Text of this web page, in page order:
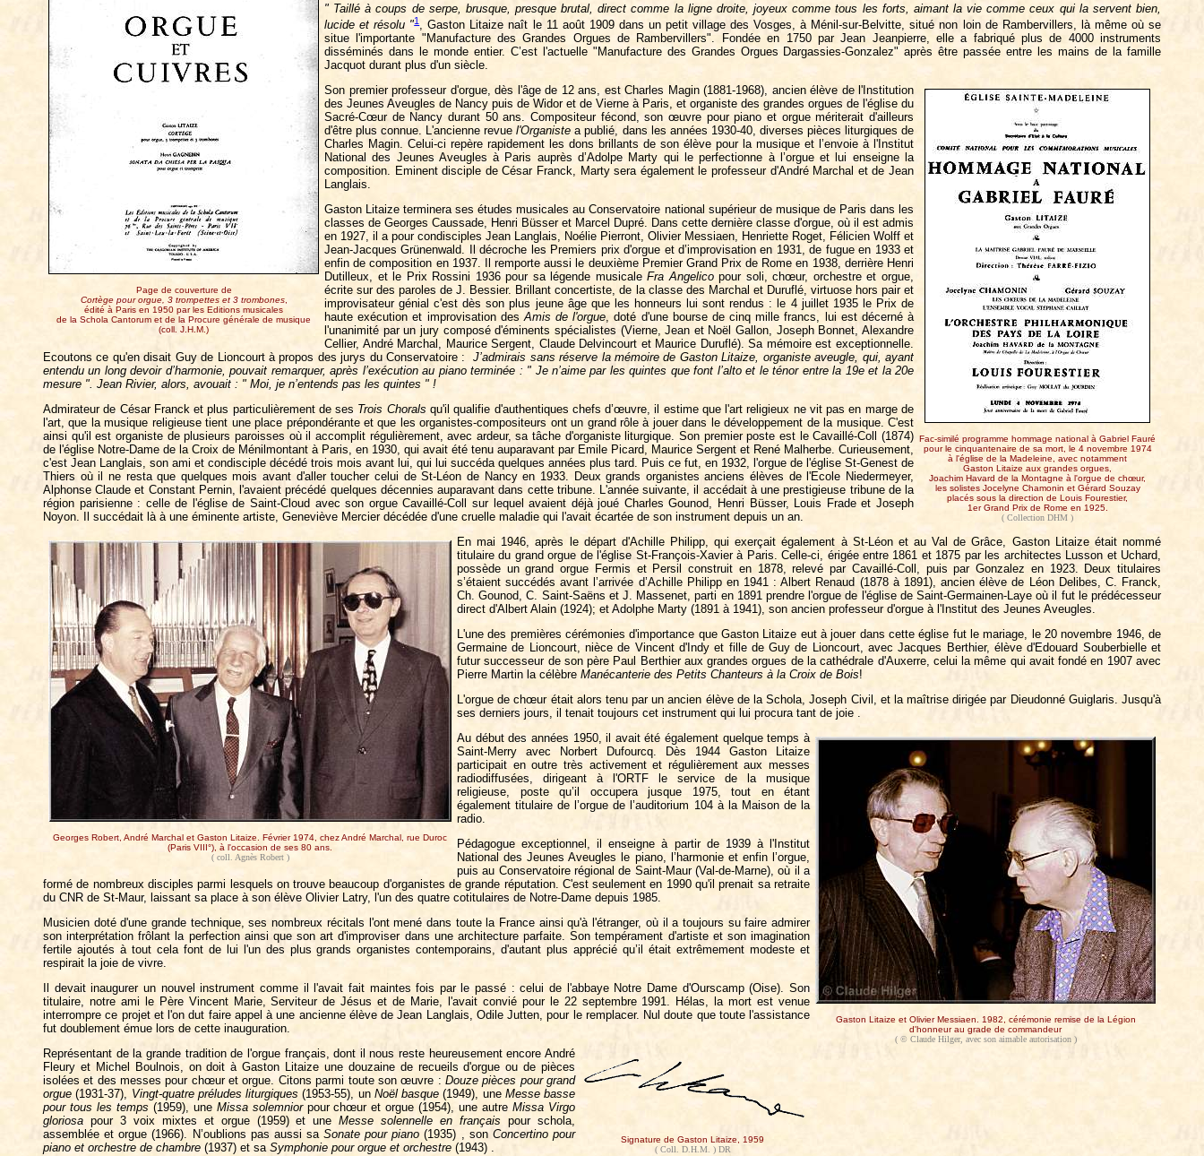
Page de couverture de
Cortège pour orgue, 3 trompettes et 3 trombones,
édité à Paris en 1950 par les Editions musicales
de la Schola Cantorum et de la Procure générale de musique
(coll. J.H.M.)
" Taillé à coups de serpe, brusque, presque brutal, direct comme la ligne droite, joyeux comme tous les forts, aimant la vie comme ceux qui la servent bien,
lucide et résolu "1, Gaston Litaize naît le 11 août 1909 dans un petit village des Vosges, à Ménil-sur-Belvitte, situé non loin de Rambervillers, là même où se
situe l'importante "Manufacture des Grandes Orgues de Rambervillers". Fondée en 1750 par Jean Jeanpierre, elle a fabriqué plus de 4000 instruments
disséminés dans le monde entier. C’est l'actuelle "Manufacture des Grandes Orgues Dargassies-Gonzalez" après être passée entre les mains de la famille
Jacquot durant plus d'un siècle.
Fac-similé programme hommage national à Gabriel Fauré
pour le cinquantenaire de sa mort, le 4 novembre 1974
à l'église de la Madeleine, avec notamment
Gaston Litaize aux grandes orgues,
Joachim Havard de la Montagne à l'orgue de chœur,
les solistes Jocelyne Chamonin et Gérard Souzay
placés sous la direction de Louis Fourestier,
1er Grand Prix de Rome en 1925.
( Collection DHM )
Son premier professeur d'orgue, dès l'âge de 12 ans, est Charles Magin (1881-1968), ancien élève de l'Institution
des Jeunes Aveugles de Nancy puis de Widor et de Vierne à Paris, et organiste des grandes orgues de l'église du
Sacré-Cœur de Nancy durant 50 ans. Compositeur fécond, son œuvre pour piano et orgue mériterait d'ailleurs
d'être plus connue. L'ancienne revue l'Organiste a publié, dans les années 1930-40, diverses pièces liturgiques de
Charles Magin. Celui-ci repère rapidement les dons brillants de son élève pour la musique et l’envoie à l'Institut
National des Jeunes Aveugles à Paris auprès d’Adolpe Marty qui le perfectionne à l’orgue et lui enseigne la
composition. Eminent disciple de César Franck, Marty sera également le professeur d'André Marchal et de Jean
Langlais.
Gaston Litaize terminera ses études musicales au Conservatoire national supérieur de musique de Paris dans les
classes de Georges Caussade, Henri Büsser et Marcel Dupré. Dans cette dernière classe d'orgue, où il est admis
en 1927, il a pour condisciples Jean Langlais, Noélie Pierront, Olivier Messiaen, Henriette Roget, Félicien Wolff et
Jean-Jacques Grünenwald. Il décroche les Premiers prix d'orgue et d’improvisation en 1931, de fugue en 1933 et
enfin de composition en 1937. Il remporte aussi le deuxième Premier Grand Prix de Rome en 1938, derrière Henri
Dutilleux, et le Prix Rossini 1936 pour sa légende musicaleFra Angelicopour soli, chœur, orchestre et orgue,
écrite sur des paroles de J. Bessier. Brillant concertiste, de la classe des Marchal et Duruflé, virtuose hors pair et
improvisateur génial c'est dès son plus jeune âge que les honneurs lui sont rendus : le 4 juillet 1935 le Prix de
haute exécution et improvisation desAmis de l'orgue, doté d'une bourse de cinq mille francs, lui est décerné à
l'unanimité par un jury composé d'éminents spécialistes (Vierne, Jean et Noël Gallon, Joseph Bonnet, Alexandre
Cellier, André Marchal, Maurice Sergent, Claude Delvincourt et Maurice Duruflé). Sa mémoire est exceptionnelle.
Ecoutons ce qu'en disait Guy de Lioncourt à propos des jurys du Conservatoire :
J’admirais sans réserve la mémoire de Gaston Litaize, organiste aveugle, qui, ayant
entendu un long devoir d’harmonie, pouvait remarquer, après l’exécution au piano terminée : " Je n’aime par les quintes que font l’alto et le ténor entre la 19e et la 20e
mesure ". Jean Rivier, alors, avouait : " Moi, je n’entends pas les quintes " !
Admirateur de César Franck et plus particulièrement de ses Trois Chorals qu'il qualifie d'authentiques chefs d’œuvre, il estime que l'art religieux ne vit pas en marge de
l'art, que la musique religieuse tient une place prépondérante et que les organistes-compositeurs ont un grand rôle à jouer dans le développement de la musique. C'est
ainsi qu'il est organiste de plusieurs paroisses où il accomplit régulièrement, avec ardeur, sa tâche d'organiste liturgique. Son premier poste est le Cavaillé-Coll (1874)
de l'église Notre-Dame de la Croix de Ménilmontant à Paris, en 1930, qui avait été tenu auparavant par Emile Picard, Maurice Sergent et René Malherbe. Curieusement,
c'est Jean Langlais, son ami et condisciple décédé trois mois avant lui, qui lui succéda quelques années plus tard. Puis ce fut, en 1932, l'orgue de l'église St-Genest de
Thiers où il ne resta que quelques mois avant d'aller toucher celui de St-Léon de Nancy en 1933. Deux grands organistes anciens élèves de l'Ecole Niedermeyer,
Alphonse Claude et Constant Pernin, l'avaient précédé quelques décennies auparavant dans cette tribune. L'année suivante, il accédait à une prestigieuse tribune de la
région parisienne : celle de l'église de Saint-Cloud avec son orgue Cavaillé-Coll sur lequel avaient déjà joué Charles Gounod, Henri Büsser, Louis Frade et Joseph
Noyon. Il succédait là à une éminente artiste, Geneviève Mercier décédée d'une cruelle maladie qui l'avait écartée de son instrument depuis un an.
Georges Robert, André Marchal et Gaston Litaize. Février 1974, chez André Marchal, rue Duroc
(Paris VIII°), à l'occasion de ses 80 ans.
( coll. Agnès Robert )
En mai 1946, après le départ d'Achille Philipp, qui exerçait également à St-Léon et au Val de Grâce, Gaston Litaize était nommé
titulaire du grand orgue de l'église St-François-Xavier à Paris. Celle-ci, érigée entre 1861 et 1875 par les architectes Lusson et Uchard,
possède un grand orgue Fermis et Persil construit en 1878, relevé par Cavaillé-Coll, puis par Gonzalez en 1923. Deux titulaires
s’étaient succédés avant l’arrivée d’Achille Philipp en 1941 : Albert Renaud (1878 à 1891), ancien élève de Léon Delibes, C. Franck,
Ch. Gounod, C. Saint-Saëns et J. Massenet, parti en 1891 prendre l'orgue de l'église de Saint-Germainen-Laye où il fut le prédécesseur
direct d'Albert Alain (1924); et Adolphe Marty (1891 à 1941), son ancien professeur d'orgue à l'Institut des Jeunes Aveugles.
L'une des premières cérémonies d'importance que Gaston Litaize eut à jouer dans cette église fut le mariage, le 20 novembre 1946, de
Germaine de Lioncourt, nièce de Vincent d'Indy et fille de Guy de Lioncourt, avec Jacques Berthier, élève d'Edouard Souberbielle et
futur successeur de son père Paul Berthier aux grandes orgues de la cathédrale d'Auxerre, celui la même qui avait fondé en 1907 avec
Pierre Martin la célèbre Manécanterie des Petits Chanteurs à la Croix de Bois!
L'orgue de chœur était alors tenu par un ancien élève de la Schola, Joseph Civil, et la maîtrise dirigée par Dieudonné Guiglaris. Jusqu'à
ses derniers jours, il tenait toujours cet instrument qui lui procura tant de joie .
Gaston Litaize et Olivier Messiaen. 1982, cérémonie remise de la Légion
d'honneur au grade de commandeur
( © Claude Hilger, avec son aimable autorisation )
Au début des années 1950, il avait été également quelque temps à
Saint-Merry avec Norbert Dufourcq. Dès 1944 Gaston Litaize
participait en outre très activement et régulièrement aux messes
radiodiffusées, dirigeant à l'ORTF le service de la musique
religieuse, poste qu’il occupera jusque 1975, tout en étant
également titulaire de l’orgue de l’auditorium 104 à la Maison de la
radio.
Pédagogue exceptionnel, il enseigne à partir de 1939 à l'Institut
National des Jeunes Aveugles le piano, l’harmonie et enfin l’orgue,
puis au Conservatoire régional de Saint-Maur (Val-de-Marne), où il a
formé de nombreux disciples parmi lesquels on trouve beaucoup d'organistes de grande réputation. C'est seulement en 1990 qu'il prenait sa retraite
du CNR de St-Maur, laissant sa place à son élève Olivier Latry, l'un des quatre cotitulaires de Notre-Dame depuis 1985.
Musicien doté d'une grande technique, ses nombreux récitals l'ont mené dans toute la France ainsi qu'à l'étranger, où il a toujours su faire admirer
son interprétation frôlant la perfection ainsi que son art d'improviser dans une architecture parfaite. Son tempérament d'artiste et son imagination
fertile ajoutés à tout cela font de lui l'un des plus grands organistes contemporains, d'autant plus apprécié qu’il était extrêmement modeste et
respirait la joie de vivre.
Il devait inaugurer un nouvel instrument comme il l'avait fait maintes fois par le passé : celui de l'abbaye Notre Dame d'Ourscamp (Oise). Son
titulaire, notre ami le Père Vincent Marie, Serviteur de Jésus et de Marie, l'avait convié pour le 22 septembre 1991. Hélas, la mort est venue
interrompre ce projet et l'on dut faire appel à une ancienne élève de Jean Langlais, Odile Jutten, pour le remplacer. Nul doute que toute l'assistance
fut doublement émue lors de cette inauguration.
Signature de Gaston Litaize, 1959
( Coll. D.H.M. ) DR
Représentant de la grande tradition de l'orgue français, dont il nous reste heureusement encore André
Fleury et Michel Boulnois, on doit à Gaston Litaize une douzaine de recueils d'orgue ou de pièces
isolées et des messes pour chœur et orgue. Citons parmi toute son œuvre : Douze pièces pour grand
orgue (1931-37), Vingt-quatre préludes liturgiques (1953-55), un Noël basque (1949), une Messe basse
pour tous les temps (1959), une Missa solemniorpour chœur et orgue (1954), une autreMissa Virgo
gloriosa pour 3 voix mixtes et orgue (1959) et uneMesse solennelle en français pour schola,
assemblée et orgue (1966). N’oublions pas aussi saSonate pour piano (1935) , son Concertino pour
piano et orchestre de chambre (1937) et sa Symphonie pour orgue et orchestre (1943) .